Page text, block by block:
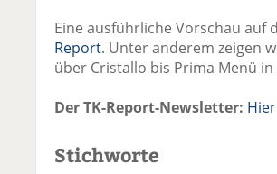
Eine ausführliche Vorschau auf
Report. Unter anderem zeigen
über Cristallo bis Prima Menü
Der TK-Report-Newsletter:
Stichworte